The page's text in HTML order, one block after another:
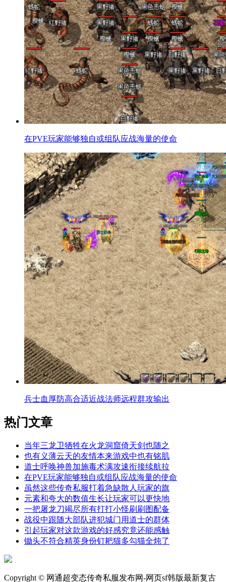
在PVE玩家能够独自或组队应战海量的使命
兵士血厚防高合适近战法师远程群攻输出
热门文章
当年三龙卫牺牲在火龙洞窟倚天剑也随之
也有义薄云天的友情本来游戏中也有铭肌
道士呼唤神兽加施毒术满攻速衔接续航拉
在PVE玩家能够独自或组队应战海量的使命
虽然这些传奇私服打着急缺散人玩家的旗
元素和夸大的数值生长让玩家可以更快地
一把屠龙刀竭尽所有打打小怪刷刷图配备
战役中跟随大部队进犯城门用道士的群体
引起玩家对这款游戏的好感究竟还能感触
锄头不符合精英身份钉耙猫多勾猫全炖了
Copyright © 网通超变态传奇私服发布网-网页sf韩版最新复古